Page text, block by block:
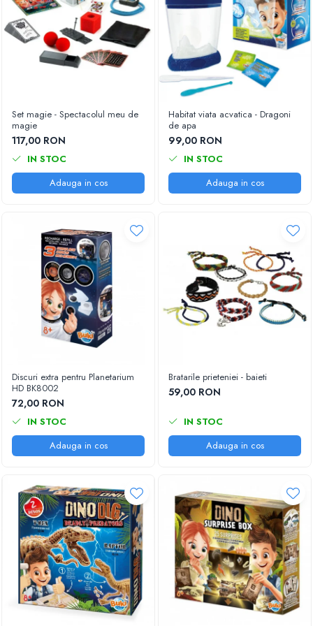
Set magie - Spectacolul meu de
magie
117,00 RON
IN STOC
Adauga in cos
Habitat viata acvatica - Dragoni
de apa
99,00 RON
IN STOC
Adauga in cos
Discuri extra pentru Planetarium
HD BK8002
72,00 RON
IN STOC
Adauga in cos
Bratarile prieteniei - baieti
59,00 RON
IN STOC
Adauga in cos